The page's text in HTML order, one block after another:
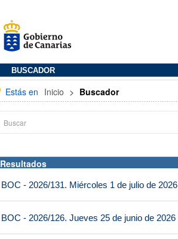
BUSCADOR
Estás en Inicio > Buscador
Resultados
BOC - 2026/131. Miércoles 1 de julio de 2026
BOC - 2026/126. Jueves 25 de junio de 2026